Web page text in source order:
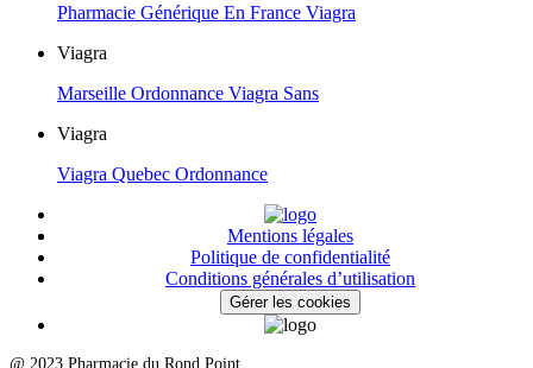
Pharmacie Générique En France Viagra
Viagra
Marseille Ordonnance Viagra Sans
Viagra
Viagra Quebec Ordonnance
Mentions légales
Politique de confidentialité
Conditions générales d’utilisation
Gérer les cookies
@ 2023 Pharmacie du Rond Point